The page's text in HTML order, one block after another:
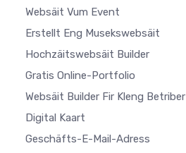
Websäit Vum Event
Erstellt Eng Musekswebsäit
Hochzäitswebsäit Builder
Gratis Online-Portfolio
Websäit Builder Fir Kleng Betriber
Digital Kaart
Geschäfts-E-Mail-Adress